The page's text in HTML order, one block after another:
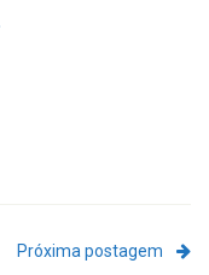
Próxima postagem